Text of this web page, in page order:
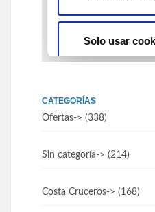
CATEGORÍAS
Ofertas-> (338)
Sin categoría-> (214)
Costa Cruceros-> (168)